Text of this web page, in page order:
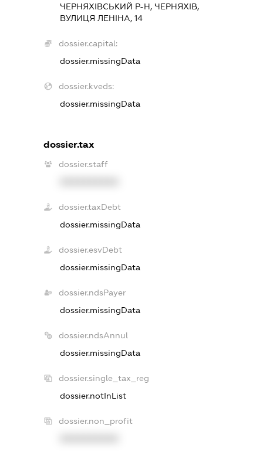
ЧЕРНЯХІВСЬКИЙ Р-Н, ЧЕРНЯХІВ,
ВУЛИЦЯ ЛЕНІНА, 14
dossier.capital:
dossier.missingData
dossier.kveds:
dossier.missingData
dossier.tax
dossier.staff
dossier.taxDebt
dossier.missingData
dossier.esvDebt
dossier.missingData
dossier.ndsPayer
dossier.missingData
dossier.ndsAnnul
dossier.missingData
dossier.single_tax_reg
dossier.notInList
dossier.non_profit